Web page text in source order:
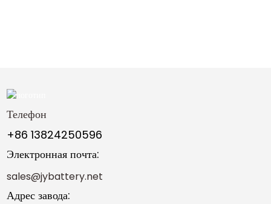
Телефон
+86 13824250596
Электронная почта:
sales@jybattery.net
Адрес завода: